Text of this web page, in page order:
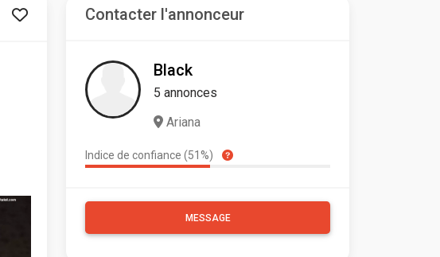
Contacter l'annonceur
Black
5 annonces
Ariana
Indice de confiance (51%)
MESSAGE